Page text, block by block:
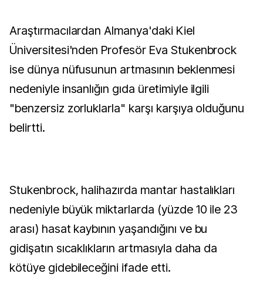
Araştırmacılardan Almanya'daki Kiel
Üniversitesi'nden Profesör Eva Stukenbrock
ise dünya nüfusunun artmasının beklenmesi
nedeniyle insanlığın gıda üretimiyle ilgili
"benzersiz zorluklarla" karşı karşıya olduğunu
belirtti.
Stukenbrock, halihazırda mantar hastalıkları
nedeniyle büyük miktarlarda (yüzde 10 ile 23
arası) hasat kaybının yaşandığını ve bu
gidişatın sıcaklıkların artmasıyla daha da
kötüye gidebileceğini ifade etti.